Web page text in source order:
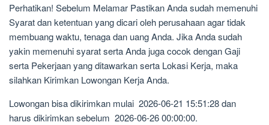
Perhatikan! Sebelum Melamar Pastikan Anda sudah memenuhi
Syarat dan ketentuan yang dicari oleh perusahaan agar tidak
membuang waktu, tenaga dan uang Anda. Jika Anda sudah
yakin memenuhi syarat serta Anda juga cocok dengan Gaji
serta Pekerjaan yang ditawarkan serta Lokasi Kerja, maka
silahkan Kirimkan Lowongan Kerja Anda.
Lowongan bisa dikirimkan mulai 2026-06-21 15:51:28 dan
harus dikirimkan sebelum 2026-06-26 00:00:00.